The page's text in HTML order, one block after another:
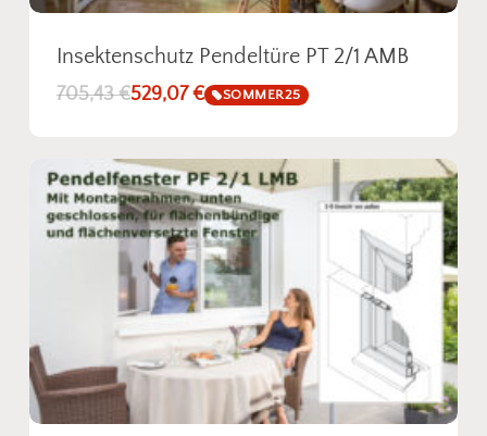
Insektenschutz Pendeltüre PT 2/1 AMB
705,43€529,07€ SOMMER25